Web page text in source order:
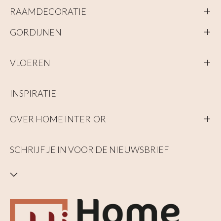
RAAMDECORATIE
GORDIJNEN
VLOEREN
INSPIRATIE
OVER HOME INTERIOR
SCHRIJF JE IN VOOR DE NIEUWSBRIEF